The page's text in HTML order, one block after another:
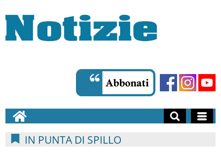
IN PUNTA DI SPILLO